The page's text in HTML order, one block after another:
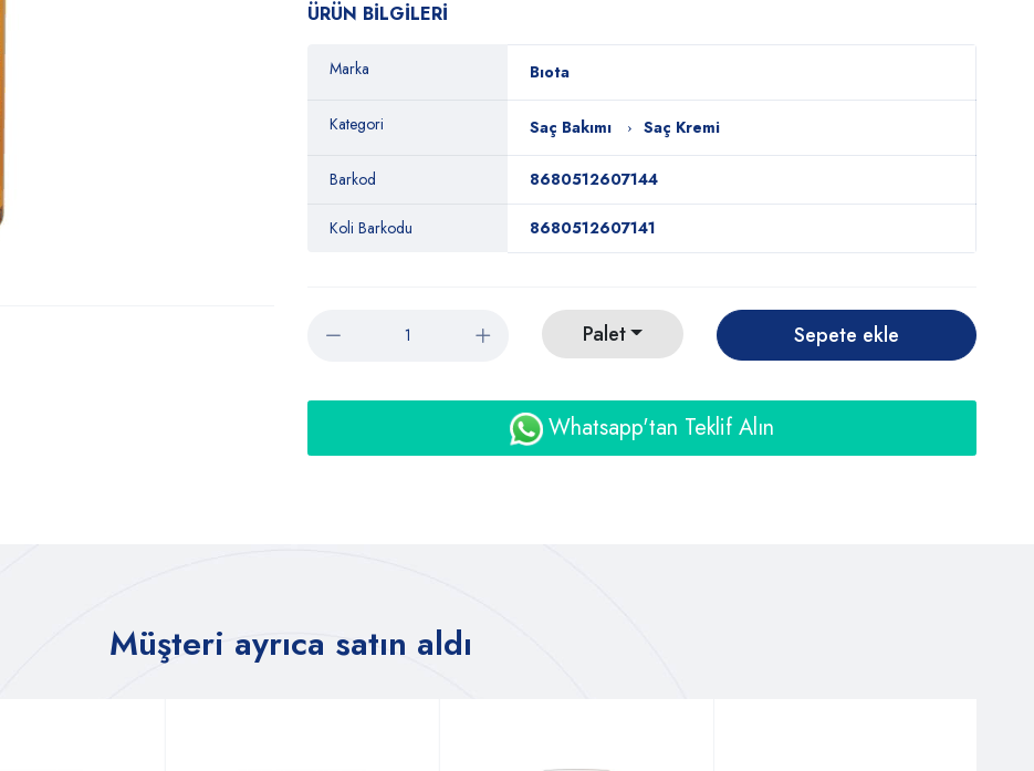
ÜRÜN BİLGİLERİ
Marka Bıota
Kategori Saç Bakımı Saç Kremi
Barkod 8680512607144
Koli Barkodu 8680512607141
Palet Sepete ekle
Whatsapp'tan Teklif Alın
Müşteri ayrıca satın aldı